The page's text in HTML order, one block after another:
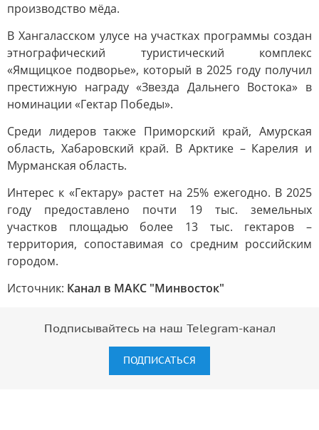
производство мёда.
В Хангаласском улусе на участках программы создан
этнографический туристический комплекс
«Ямщицкое подворье», который в 2025 году получил
престижную награду «Звезда Дальнего Востока» в
номинации «Гектар Победы».
Среди лидеров также Приморский край, Амурская
область, Хабаровский край. В Арктике – Карелия и
Мурманская область.
Интерес к «Гектару» растет на 25% ежегодно. В 2025
году предоставлено почти 19 тыс. земельных
участков площадью более 13 тыс. гектаров –
территория, сопоставимая со средним российским
городом.
Источник: Канал в МАКС "Минвосток"
Подписывайтесь на наш Telegram-канал
ПОДПИСАТЬСЯ